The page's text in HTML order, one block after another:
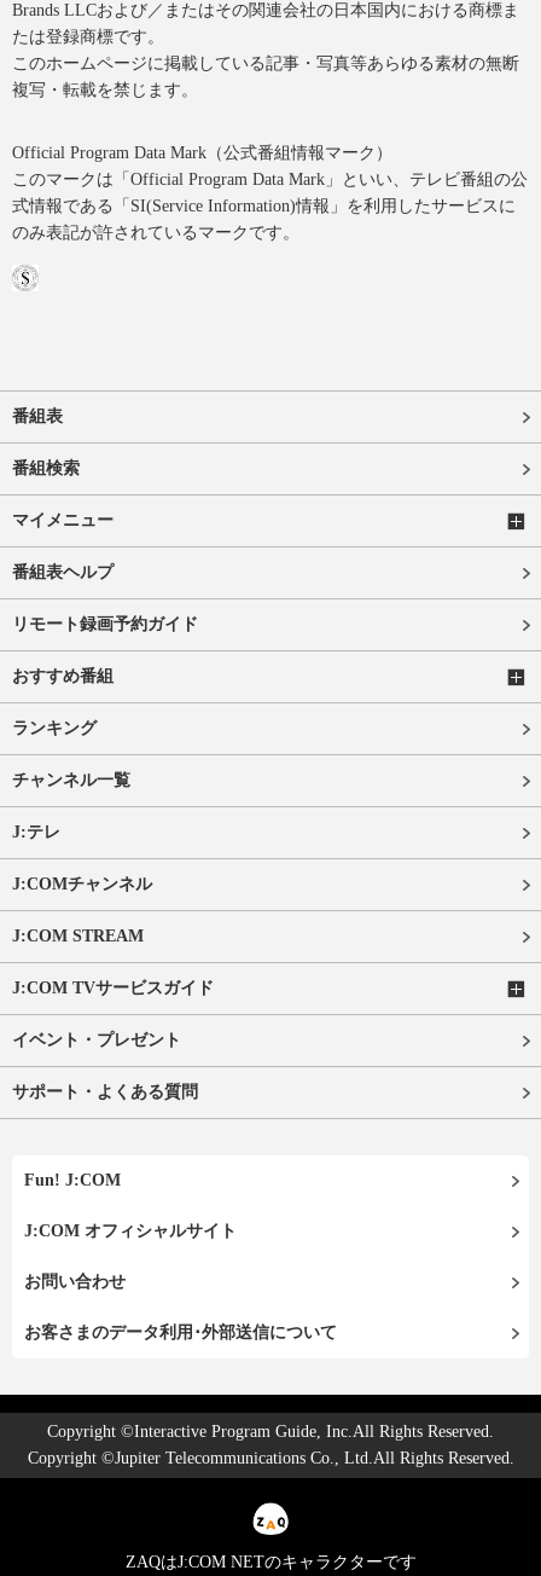
Brands LLCおよび／またはその関連会社の日本国内における商標ま
たは登録商標です。
このホームページに掲載している記事・写真等あらゆる素材の無断
複写・転載を禁じます。
Official Program Data Mark（公式番組情報マーク）
このマークは「Official Program Data Mark」といい、テレビ番組の公
式情報である「SI(Service Information)情報」を利用したサービスに
のみ表記が許されているマークです。
番組表
番組検索
マイメニュー
番組表ヘルプ
リモート録画予約ガイド
おすすめ番組
ランキング
チャンネル一覧
J:テレ
J:COMチャンネル
J:COM STREAM
J:COM TVサービスガイド
イベント・プレゼント
サポート・よくある質問
Fun! J:COM
J:COM オフィシャルサイト
お問い合わせ
お客さまのデータ利用･外部送信について
Copyright ©Interactive Program Guide, Inc.All Rights Reserved.
Copyright ©Jupiter Telecommunications Co., Ltd.All Rights Reserved.
ZAQはJ:COM NETのキャラクターです